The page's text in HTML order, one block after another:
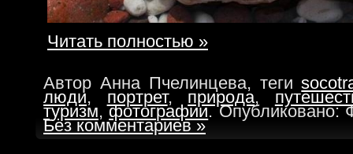
Читать полностью »
Автор Анна Пчелинцева, теги
люди, портрет, природа,
туризм,фотографии. Опубликовано:
Без комментариев »